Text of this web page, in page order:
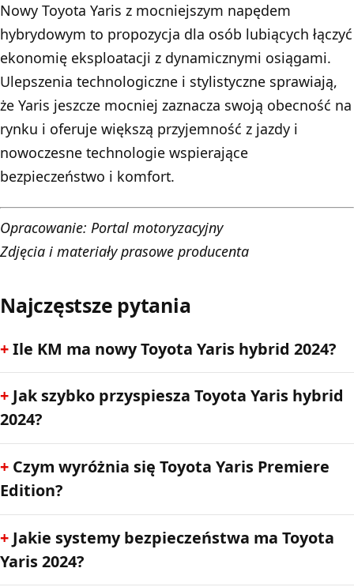
Nowy Toyota Yaris z mocniejszym napędem
hybrydowym to propozycja dla osób lubiących łączyć
ekonomię eksploatacji z dynamicznymi osiągami.
Ulepszenia technologiczne i stylistyczne sprawiają,
że Yaris jeszcze mocniej zaznacza swoją obecność na
rynku i oferuje większą przyjemność z jazdy i
nowoczesne technologie wspierające
bezpieczeństwo i komfort.
Opracowanie: Portal motoryzacyjny
Zdjęcia i materiały prasowe producenta
Najczęstsze pytania
Ile KM ma nowy Toyota Yaris hybrid 2024?
Jak szybko przyspiesza Toyota Yaris hybrid
2024?
Czym wyróżnia się Toyota Yaris Premiere
Edition?
Jakie systemy bezpieczeństwa ma Toyota
Yaris 2024?